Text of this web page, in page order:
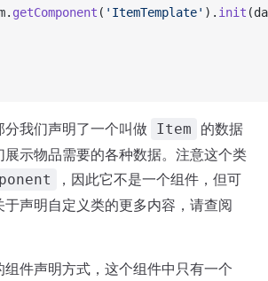
getComponent ( 'ItemTemplate' ). init
我们声明了一个叫做 Item
的数据
示物品需要的各种数据。注意这个类
，因此它不是一个组件，但可
于声明自定义类的更多内容，请查阅
件声明方式，这个组件中只有一个